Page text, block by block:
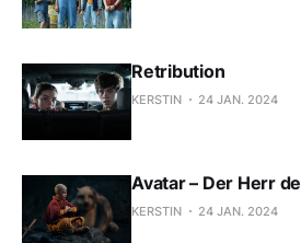
Retribution
KERSTIN 24 JAN. 2024
Avatar – Der Herr
KERSTIN 24 JAN. 2024